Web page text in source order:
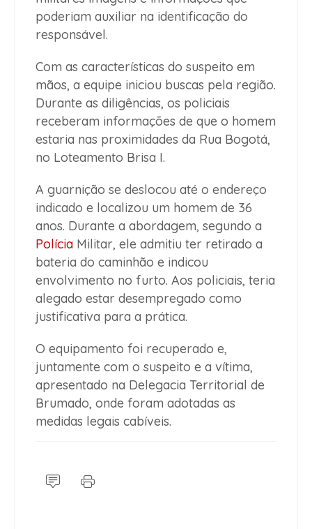
poderiam auxiliar na identificação do
responsável.
Com as características do suspeito em
mãos, a equipe iniciou buscas pela região.
Durante as diligências, os policiais
receberam informações de que o homem
estaria nas proximidades da Rua Bogotá,
no Loteamento Brisa I.
A guarnição se deslocou até o endereço
indicado e localizou um homem de 36
anos. Durante a abordagem, segundo a
Polícia Militar, ele admitiu ter retirado a
bateria do caminhão e indicou
envolvimento no furto. Aos policiais, teria
alegado estar desempregado como
justificativa para a prática.
O equipamento foi recuperado e,
juntamente com o suspeito e a vítima,
apresentado na Delegacia Territorial de
Brumado, onde foram adotadas as
medidas legais cabíveis.